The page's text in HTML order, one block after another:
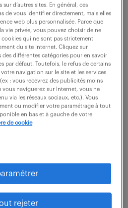
18 mois
an
des services informatiques,
l'excellence opérationnelle et
au sein des boutiques de
n2 (f/h)
d’autres sites. En général, ces
de vous identifier directement, mais elles
web plus personnalisée. Parce que
vie privée, vous pouvez choisir de ne
cookies qui ne sont pas strictement
du site Internet. Cliquez sur
des différentes catégories pour en savoir
par défaut. Toutefois, le refus de certains
navigation sur le site et les services
: vous recevrez des publicités moins
naviguerez sur Internet, vous ne
via les réseaux sociaux, etc.). Vous
ou modifier votre paramétrage à tout
en bas et à gauche de votre
de cookie
rejeter